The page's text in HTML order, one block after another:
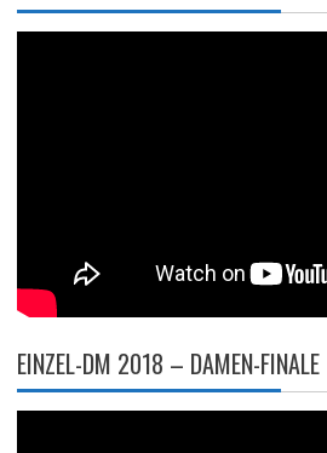
EINZEL-DM 2018 – DAMEN-FINALE